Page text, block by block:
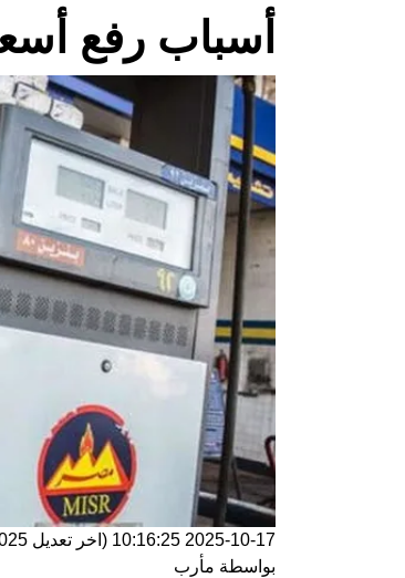
أسباب رفع
2025-10-17 10:16:25 (اخر تعديل 17 10:16:25
بواسطة مأرب